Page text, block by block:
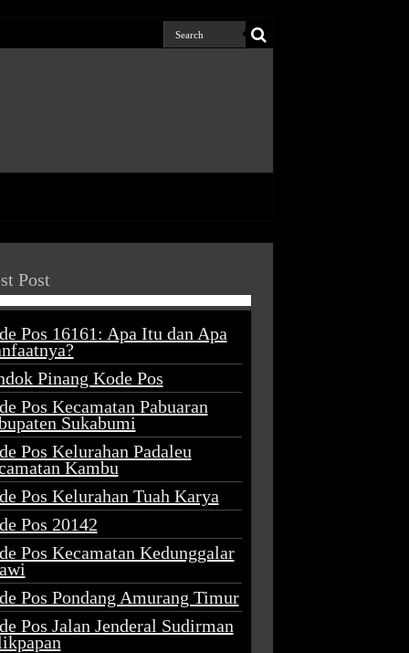
Post
Pos 16161: Apa Itu dan Apa
Pinang Kode Pos
Pos Kecamatan Pabuaran
Sukabumi
Pos Kelurahan Padaleu
Kambu
Pos Kelurahan Tuah Karya
Pos 20142
Pos Kecamatan Kedunggalar
Pos Pondang Amurang Timur
Pos Jalan Jenderal Sudirman